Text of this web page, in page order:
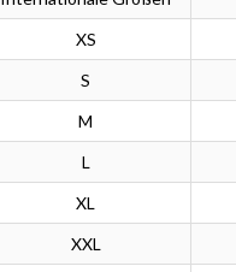
XS
S
M
L
XL
XXL